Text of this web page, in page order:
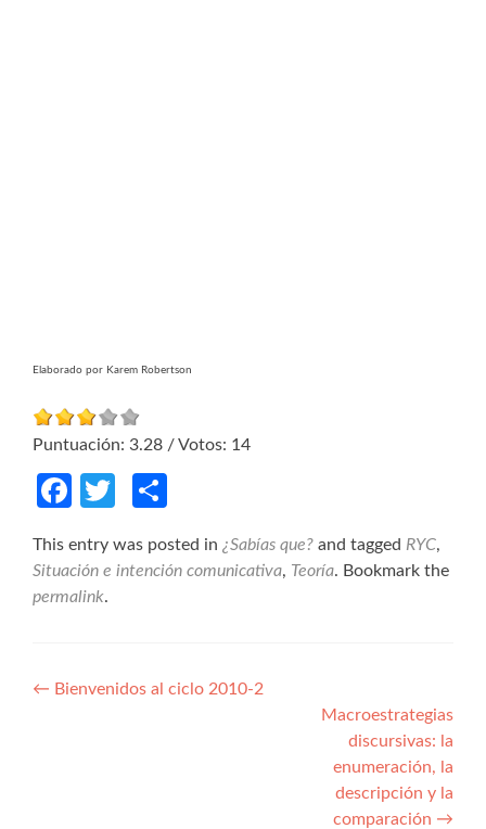
Elaborado por Karem Robertson
Puntuación: 3.28 / Votos: 14
Facebook
Twitter
This entry was posted in ¿Sabías que? and tagged RYC,
Situación e intención comunicativa, Teoría. Bookmark the
permalink.
Navegación de entradas
← Bienvenidos al ciclo 2010-2
Macroestrategias
discursivas: la
enumeración, la
descripción y la
comparación →